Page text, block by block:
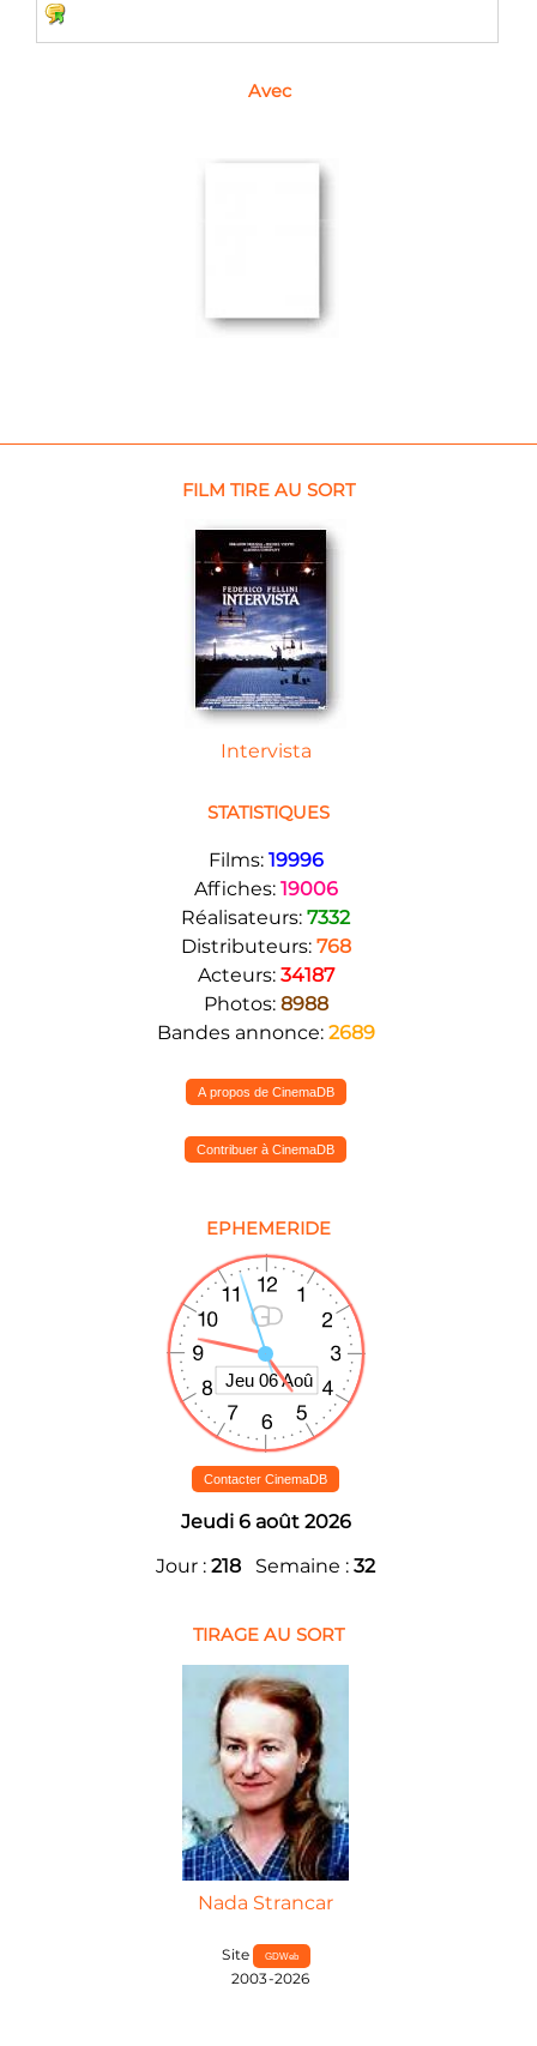
Avec
FILM TIRE AU SORT
Intervista
STATISTIQUES
Films: 19996
Affiches: 19006
Réalisateurs: 7332
Distributeurs: 768
Acteurs: 34187
Photos: 8988
Bandes annonce: 2689
A propos de CinemaDB
Contribuer à CinemaDB
EPHEMERIDE
Contacter CinemaDB
Jeudi 6 août 2026
Jour : 218 Semaine : 32
TIRAGE AU SORT
Nada Strancar
Site GDWeb
2003-2026